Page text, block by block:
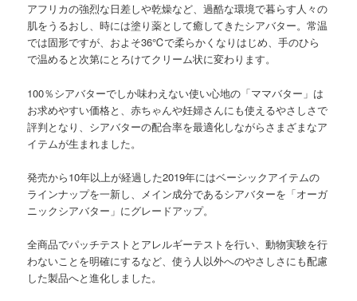
アフリカの強烈な日差しや乾燥など、過酷な環境で暮らす人々の
肌をうるおし、時には塗り薬として癒してきたシアバター。常温
では固形ですが、およそ36℃で柔らかくなりはじめ、手のひら
で温めると次第にとろけてクリーム状に変わります。
100％シアバターでしか味わえない使い心地の「ママバター」は
お求めやすい価格と、赤ちゃんや妊婦さんにも使えるやさしさで
評判となり、シアバターの配合率を最適化しながらさまざまなア
イテムが生まれました。
発売から10年以上が経過した2019年にはベーシックアイテムの
ラインナップを一新し、メイン成分であるシアバターを「オーガ
ニックシアバター」にグレードアップ。
全商品でパッチテストとアレルギーテストを行い、動物実験を行
わないことを明確にするなど、使う人以外へのやさしさにも配慮
した製品へと進化しました。